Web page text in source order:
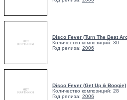
Disco Fever (Turn The Beat
Количество композиций: 30
Год релиза: 2006
Disco Fever (Get Up & Boogie)
Количество композиций: 28
Год релиза: 2006